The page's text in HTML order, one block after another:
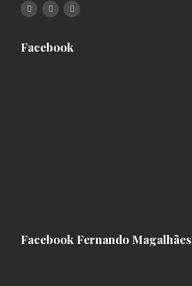
Facebook
Facebook Fernando Magalhães